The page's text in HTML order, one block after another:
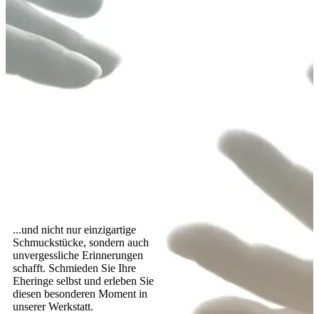
...und nicht nur einzigartige
Schmuckstücke, sondern auch
unvergessliche Erinnerungen
schafft. Schmieden Sie Ihre
Eheringe selbst und erleben Sie
diesen besonderen Moment in
unserer Werkstatt.